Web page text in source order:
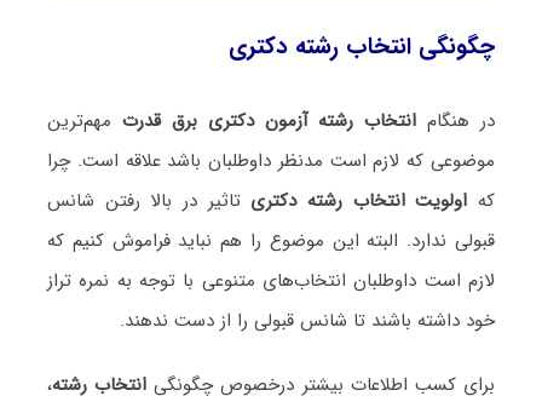
چگونگی انتخاب رشته دکتری
در هنگام انتخاب رشته آزمون دکتری برق قدرت مهم‌ترین
موضوعی که لازم است مدنظر داوطلبان باشد علاقه است. چرا
که اولویت انتخاب رشته دکتری تاثیر در بالا رفتن شانس
قبولی ندارد. البته این موضوع را هم نباید فراموش کنیم که
لازم است داوطلبان انتخاب‌های متنوعی با توجه به نمره تراز
خود داشته باشند تا شانس قبولی را از دست ندهند.
برای کسب اطلاعات بیشتر درخصوص چگونگی انتخاب رشته،